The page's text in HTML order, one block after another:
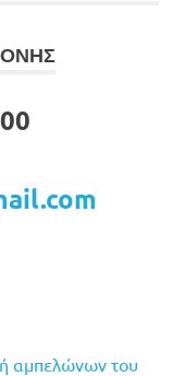
αμπελώνων του